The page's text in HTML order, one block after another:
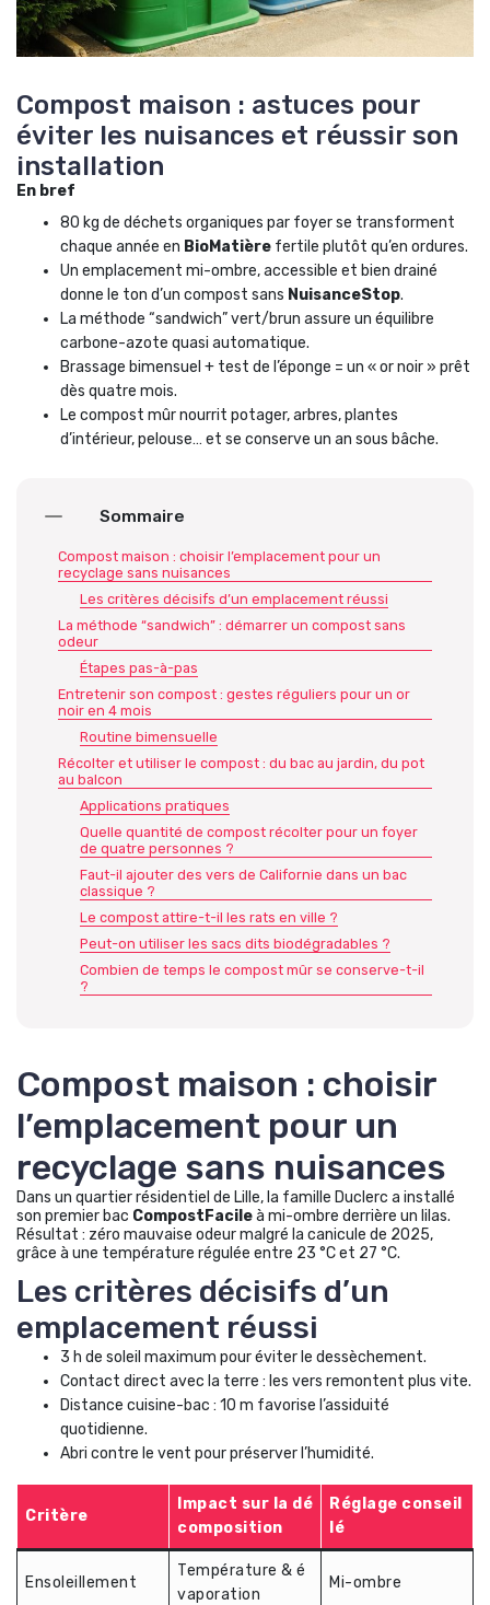
Compost maison : astuces pour
éviter les nuisances et réussir son
installation
En bref
80 kg de déchets organiques par foyer se transforment
chaque année en BioMatière fertile plutôt qu’en ordures.
Un emplacement mi-ombre, accessible et bien drainé
donne le ton d’un compost sans NuisanceStop.
La méthode “sandwich” vert/brun assure un équilibre
carbone-azote quasi automatique.
Brassage bimensuel + test de l’éponge = un « or noir » prêt
dès quatre mois.
Le compost mûr nourrit potager, arbres, plantes
d’intérieur, pelouse… et se conserve un an sous bâche.
Sommaire
Compost maison : choisir l’emplacement pour un
recyclage sans nuisances
Les critères décisifs d’un emplacement réussi
La méthode “sandwich” : démarrer un compost sans
odeur
Étapes pas-à-pas
Entretenir son compost : gestes réguliers pour un or
noir en 4 mois
Routine bimensuelle
Récolter et utiliser le compost : du bac au jardin, du pot
au balcon
Applications pratiques
Quelle quantité de compost récolter pour un foyer
de quatre personnes ?
Faut-il ajouter des vers de Californie dans un bac
classique ?
Le compost attire-t-il les rats en ville ?
Peut-on utiliser les sacs dits biodégradables ?
Combien de temps le compost mûr se conserve-t-il
?
Compost maison : choisir
l’emplacement pour un
recyclage sans nuisances
Dans un quartier résidentiel de Lille, la famille Duclerc a installé
son premier bac CompostFacileà mi-ombre derrière un lilas.
Résultat : zéro mauvaise odeur malgré la canicule de 2025,
grâce à une température régulée entre 23 °C et 27 °C.
Les critères décisifs d’un
emplacement réussi
3 h de soleil maximum pour éviter le dessèchement.
Contact direct avec la terre : les vers remontent plus vite.
Distance cuisine-bac : 10 m favorise l’assiduité
quotidienne.
Abri contre le vent pour préserver l’humidité.
Critère
Impact sur la dé
composition
Réglage conseil
lé
Ensoleillement
Température & é
vaporation
Mi-ombre